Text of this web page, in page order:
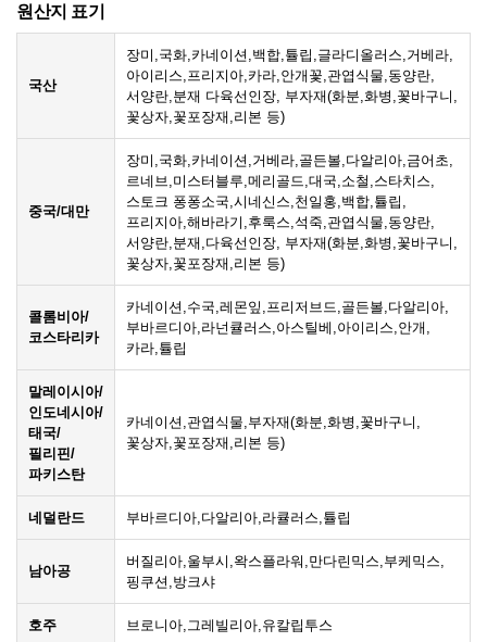
원산지 표기
국산
장미,국화,카네이션,백합,튤립,글라디올러스,거베라,
아이리스,프리지아,카라,안개꽃,관엽식물,동양란,
서양란,분재 다육선인장, 부자재(화분,화병,꽃바구니,
꽃상자,꽃포장재,리본 등)
중국/대만
장미,국화,카네이션,거베라,골든볼,다알리아,금어초,
르네브,미스터블루,메리골드,대국,소철,스타치스,
스토크 퐁퐁소국,시네신스,천일홍,백합,튤립,
프리지아,해바라기,후룩스,석죽,관엽식물,동양란,
서양란,분재,다육선인장, 부자재(화분,화병,꽃바구니,
꽃상자,꽃포장재,리본 등)
콜롬비아/
코스타리카
카네이션,수국,레몬잎,프리저브드,골든볼,다알리아,
부바르디아,라넌큘러스,아스틸베,아이리스,안개,
카라,튤립
말레이시아/
인도네시아/
태국/
필리핀/
파키스탄
카네이션,관엽식물,부자재(화분,화병,꽃바구니,
꽃상자,꽃포장재,리본 등)
네덜란드 부바르디아,다알리아,라큘러스,튤립
남아공
버질리아,울부시,왁스플라워,만다린믹스,부케믹스,
핑쿠션,방크샤
호주 브로니아,그레빌리아,유칼립투스